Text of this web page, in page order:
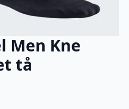
Men Kne
tå